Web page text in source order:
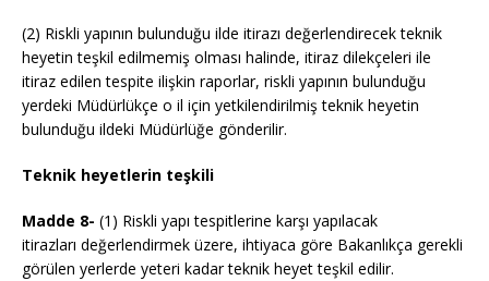
(2) Riskli yapının bulunduğu ilde itirazı değerlendirecek teknik
heyetin teşkil edilmemiş olması halinde, itiraz dilekçeleri ile
itiraz edilen tespite ilişkin raporlar, riskli yapının bulunduğu
yerdeki Müdürlükçe o il için yetkilendirilmiş teknik heyetin
bulunduğu ildeki Müdürlüğe gönderilir.
Teknik heyetlerin teşkili
Madde 8- (1) Riskli yapı tespitlerine karşı yapılacak
itirazları değerlendirmek üzere, ihtiyaca göre Bakanlıkça gerekli
görülen yerlerde yeteri kadar teknik heyet teşkil edilir.